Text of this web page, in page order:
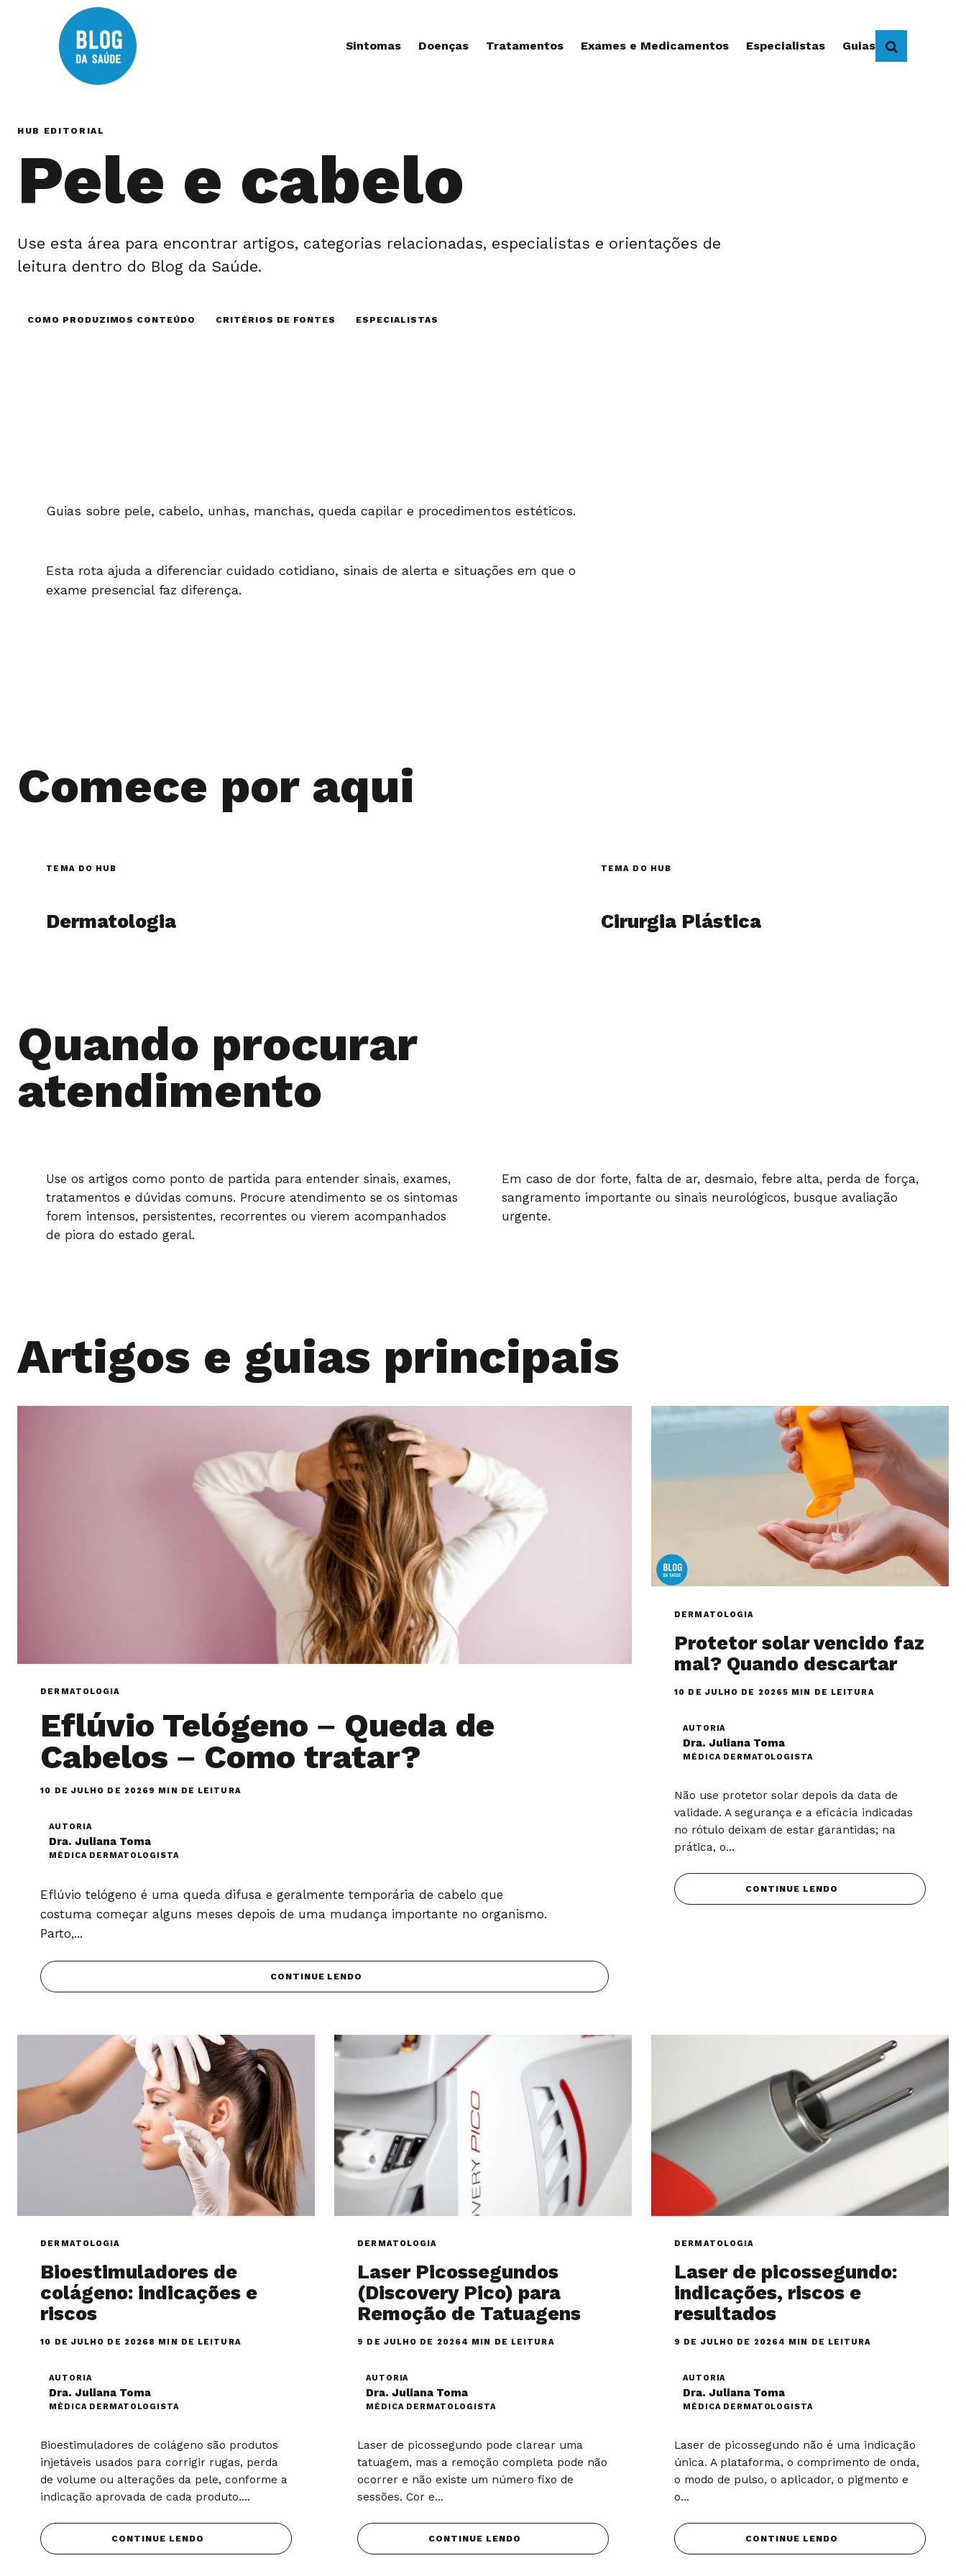
Sintomas Doenças Tratamentos Exames e Medicamentos Especialistas Guias BUSCAR
HUB EDITORIAL
Pele e cabelo
Use esta área para encontrar artigos, categorias relacionadas, especialistas e orientações de
leitura dentro do Blog da Saúde.
COMO PRODUZIMOS CONTEÚDO CRITÉRIOS DE FONTES ESPECIALISTAS
Guias sobre pele, cabelo, unhas, manchas, queda capilar e procedimentos estéticos.
Esta rota ajuda a diferenciar cuidado cotidiano, sinais de alerta e situações em que o
exame presencial faz diferença.
Comece por aqui
TEMA DO HUB
Dermatologia
TEMA DO HUB
Cirurgia Plástica
Quando procurar
atendimento
Use os artigos como ponto de partida para entender sinais, exames,
tratamentos e dúvidas comuns. Procure atendimento se os sintomas
forem intensos, persistentes, recorrentes ou vierem acompanhados
de piora do estado geral.
Em caso de dor forte, falta de ar, desmaio, febre alta, perda de força,
sangramento importante ou sinais neurológicos, busque avaliação
urgente.
Artigos e guias principais
DERMATOLOGIA
Eflúvio Telógeno – Queda de
Cabelos – Como tratar?
10 DE JULHO DE 20269 MIN DE LEITURA
AUTORIA
Dra. Juliana Toma
MÉDICA DERMATOLOGISTA
Eflúvio telógeno é uma queda difusa e geralmente temporária de cabelo que
costuma começar alguns meses depois de uma mudança importante no organismo.
Parto,...
CONTINUE LENDO
DERMATOLOGIA
Protetor solar vencido faz
mal? Quando descartar
10 DE JULHO DE 20265 MIN DE LEITURA
AUTORIA
Dra. Juliana Toma
MÉDICA DERMATOLOGISTA
Não use protetor solar depois da data de
validade. A segurança e a eficácia indicadas
no rótulo deixam de estar garantidas; na
prática, o...
CONTINUE LENDO
DERMATOLOGIA
Bioestimuladores de
colágeno: indicações e
riscos
10 DE JULHO DE 20268 MIN DE LEITURA
AUTORIA
Dra. Juliana Toma
MÉDICA DERMATOLOGISTA
Bioestimuladores de colágeno são produtos
injetáveis usados para corrigir rugas, perda
de volume ou alterações da pele, conforme a
indicação aprovada de cada produto....
CONTINUE LENDO
DERMATOLOGIA
Laser Picossegundos
(Discovery Pico) para
Remoção de Tatuagens
9 DE JULHO DE 20264 MIN DE LEITURA
AUTORIA
Dra. Juliana Toma
MÉDICA DERMATOLOGISTA
Laser de picossegundo pode clarear uma
tatuagem, mas a remoção completa pode não
ocorrer e não existe um número fixo de
sessões. Cor e...
CONTINUE LENDO
DERMATOLOGIA
Laser de picossegundo:
indicações, riscos e
resultados
9 DE JULHO DE 20264 MIN DE LEITURA
AUTORIA
Dra. Juliana Toma
MÉDICA DERMATOLOGISTA
Laser de picossegundo não é uma indicação
única. A plataforma, o comprimento de onda,
o modo de pulso, o aplicador, o pigmento e
o...
CONTINUE LENDO